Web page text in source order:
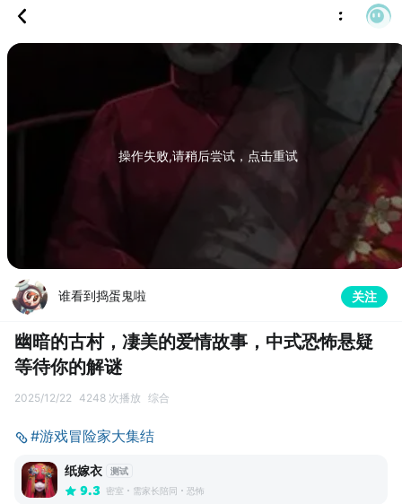
操作失败,请稍后尝试，点击重试
谁看到捣蛋鬼啦 关注
幽暗的古村，凄美的爱情故事，中式恐怖悬疑
等待你的解谜
2025/12/22 4248 次播放 综合
#游戏冒险家大集结
纸嫁衣 测试
9.3 密室 需家长陪同 恐怖